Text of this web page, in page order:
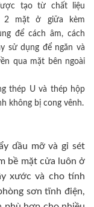
tạo từ chất liệu
2 mặt ở giữa kèm
để cách âm, cách
sử dụng để ngăn và
qua mặt bên ngoài
thép U và thép hộp
không bị cong vênh.
dầu mỡ và gỉ sét
bề mặt cửa luôn ở
xước và cho tính
sơn tĩnh điện,